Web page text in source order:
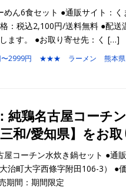
めん6食セット ●通販サイト：
：税込2,100円/送料無料 ●配送
ます。 ●お取り寄せ先：く […]
2999円 ★★★ ラーメン 熊本県
純鶏名古屋コーチ
和/愛知県】をお取
屋コーチン水炊き鍋セット ●通
治町大字西條字附田106-3） ●
期間：期間限定